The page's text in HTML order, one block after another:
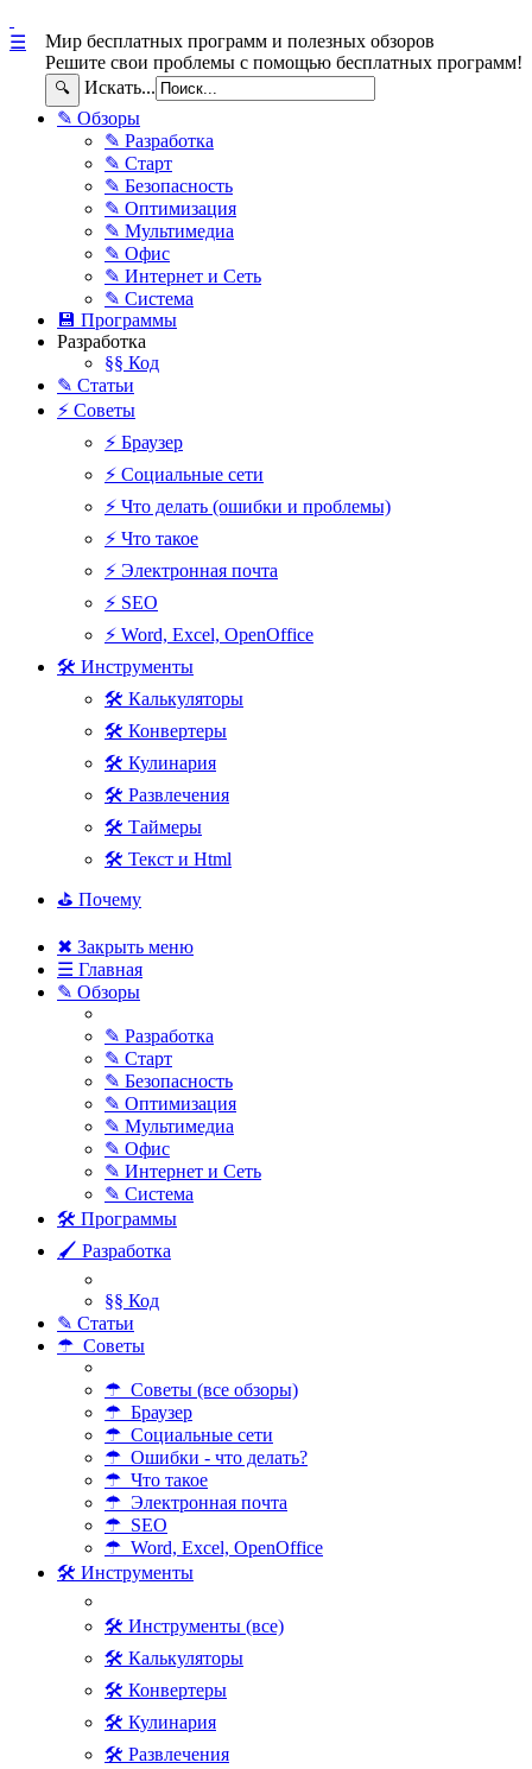
Мир бесплатных программ и полезных обзоров
Решите свои проблемы с помощью бесплатных программ!
🔍 Искать...
☰
✎ Обзоры
✎ Разработка
✎ Старт
✎ Безопасность
✎ Оптимизация
✎ Мультимедиа
✎ Офис
✎ Интернет и Сеть
✎ Система
💾 Программы
Разработка
§§ Код
✎ Статьи
⚡ Советы
⚡ Браузер
⚡ Социальные сети
⚡ Что делать (ошибки и проблемы)
⚡ Что такое
⚡ Электронная почта
⚡ SEO
⚡ Word, Excel, OpenOffice
🛠 Инструменты
🛠 Калькуляторы
🛠 Конвертеры
🛠 Кулинария
🛠 Развлечения
🛠 Таймеры
🛠 Текст и Html
⛳ Почему
✖ Закрыть меню
☰ Главная
✎ Обзоры
✎ Разработка
✎ Старт
✎ Безопасность
✎ Оптимизация
✎ Мультимедиа
✎ Офис
✎ Интернет и Сеть
✎ Система
🛠 Программы
🖌 Разработка
§§ Код
✎ Статьи
☂ Советы
☂ Советы (все обзоры)
☂ Браузер
☂ Социальные сети
☂ Ошибки - что делать?
☂ Что такое
☂ Электронная почта
☂ SEO
☂ Word, Excel, OpenOffice
🛠 Инструменты
🛠 Инструменты (все)
🛠 Калькуляторы
🛠 Конвертеры
🛠 Кулинария
🛠 Развлечения